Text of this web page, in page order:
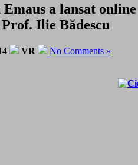
a lansat
Ilie Bădescu
VR No Comments »